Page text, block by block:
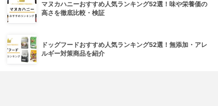
マヌカハニーおすすめ人気ランキング52選！味や栄養価の
高さを徹底比較・検証
ドッグフードおすすめ人気ランキング52選！無添加・アレ
ルギー対策商品を紹介